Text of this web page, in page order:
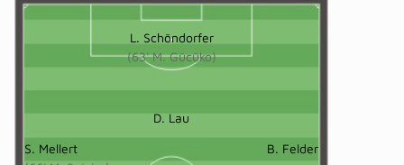
L. Schöndorfer
(63' M. Gücüko)
D. Lau
S. Mellert
B. Felder